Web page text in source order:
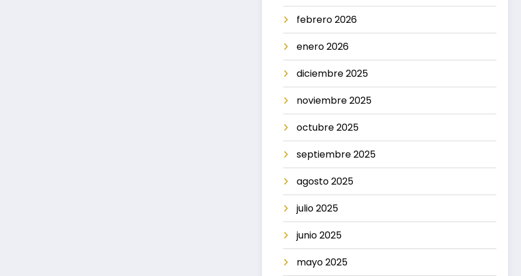
febrero 2026
enero 2026
diciembre 2025
noviembre 2025
octubre 2025
septiembre 2025
agosto 2025
julio 2025
junio 2025
mayo 2025